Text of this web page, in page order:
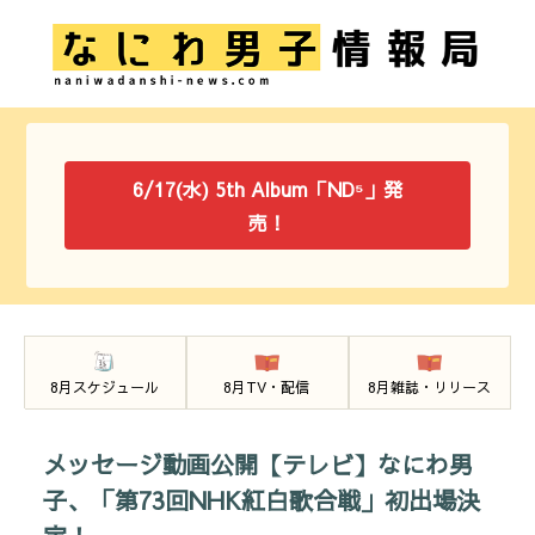
6/17(水) 5th Album「ND⁵」発
売！
8月スケジュール 8月TV・配信 8月雑誌・リリース
メッセージ動画公開【テレビ】なにわ男
子、「第73回NHK紅白歌合戦」初出場決